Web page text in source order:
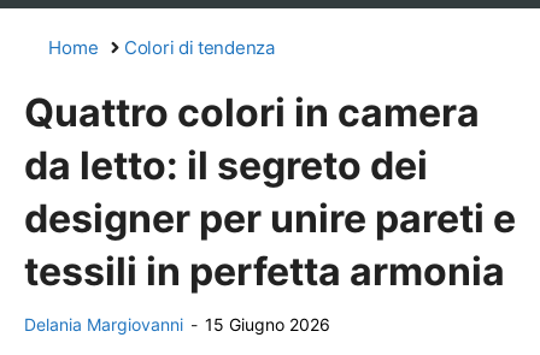
Home Colori di tendenza
Quattro colori in camera
da letto: il segreto dei
designer per unire pareti e
tessili in perfetta armonia
Delania Margiovanni - 15 Giugno 2026